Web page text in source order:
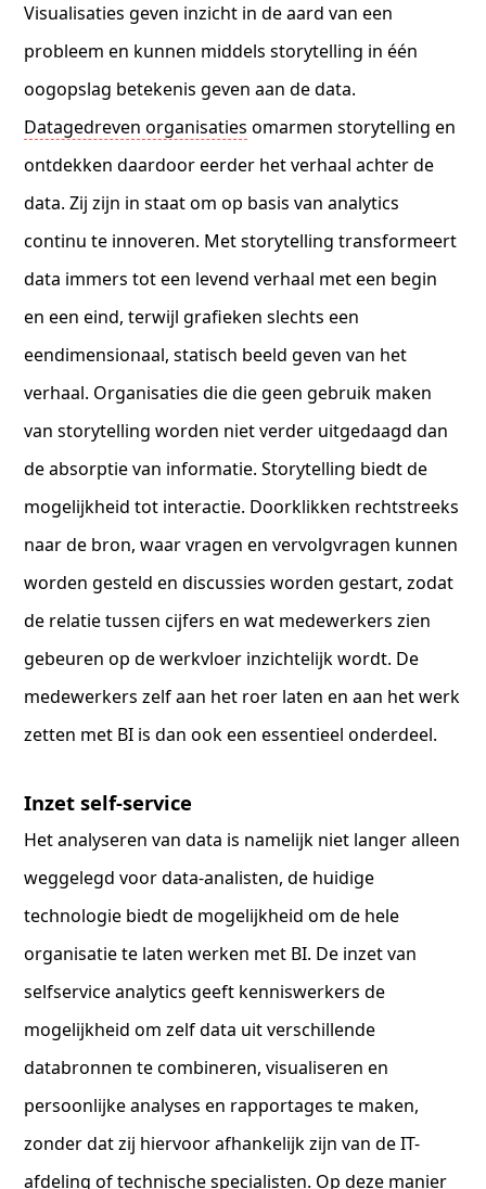
Visualisaties geven inzicht in de aard van een
probleem en kunnen middels storytelling in één
oogopslag betekenis geven aan de data.
Datagedreven organisaties omarmen storytelling en
ontdekken daardoor eerder het verhaal achter de
data. Zij zijn in staat om op basis van analytics
continu te innoveren. Met storytelling transformeert
data immers tot een levend verhaal met een begin
en een eind, terwijl grafieken slechts een
eendimensionaal, statisch beeld geven van het
verhaal. Organisaties die die geen gebruik maken
van storytelling worden niet verder uitgedaagd dan
de absorptie van informatie. Storytelling biedt de
mogelijkheid tot interactie. Doorklikken rechtstreeks
naar de bron, waar vragen en vervolgvragen kunnen
worden gesteld en discussies worden gestart, zodat
de relatie tussen cijfers en wat medewerkers zien
gebeuren op de werkvloer inzichtelijk wordt. De
medewerkers zelf aan het roer laten en aan het werk
zetten met BI is dan ook een essentieel onderdeel.
Inzet self-service
Het analyseren van data is namelijk niet langer alleen
weggelegd voor data-analisten, de huidige
technologie biedt de mogelijkheid om de hele
organisatie te laten werken met BI. De inzet van
selfservice analytics geeft kenniswerkers de
mogelijkheid om zelf data uit verschillende
databronnen te combineren, visualiseren en
persoonlijke analyses en rapportages te maken,
zonder dat zij hiervoor afhankelijk zijn van de IT-
afdeling of technische specialisten. Op deze manier